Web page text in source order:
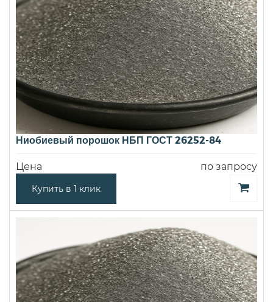
Ниобиевый порошок НБП ГОСТ 26252-84
Цена по запросу
Купить в 1 клик